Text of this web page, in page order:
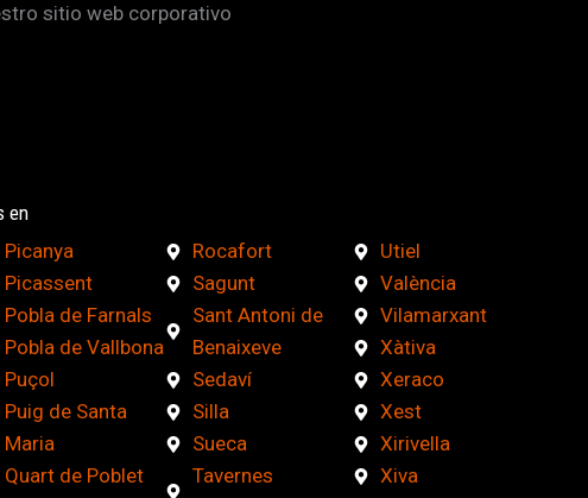
sitio web corporativo
en
Picanya
Picassent
Pobla de Farnals
Pobla de Vallbona
Puçol
Puig de Santa
Maria
Quart de Poblet
Rocafort
Sagunt
Sant Antoni de
Benaixeve
Sedaví
Silla
Sueca
Tavernes
Utiel
València
Vilamarxant
Xàtiva
Xeraco
Xest
Xirivella
Xiva